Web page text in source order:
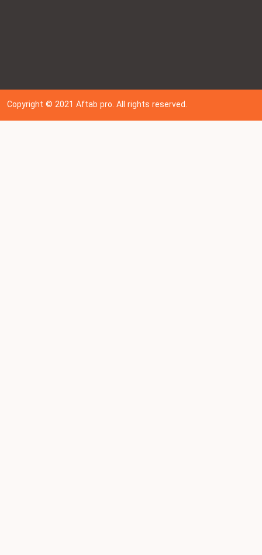
Copyright © 202 1Aftab pro. All rights reserved.